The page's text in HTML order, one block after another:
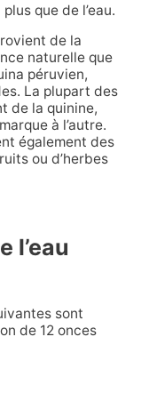
que de l’eau.
de la
naturelle que
péruvien,
La plupart des
de la quinine,
à l’autre.
également des
ou d’herbes
l’eau
sont
de 12 onces